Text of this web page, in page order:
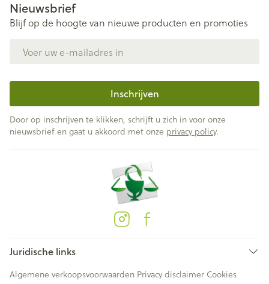
Nieuwsbrief
Blijf op de hoogte van nieuwe producten en promoties
Inschrijven
Door op inschrijven te klikken, schrijft u zich in voor onze
nieuwsbrief en gaat u akkoord met onze privacy policy.
Juridische links
Algemene verkoopsvoorwaarden Privacy disclaimer Cookies